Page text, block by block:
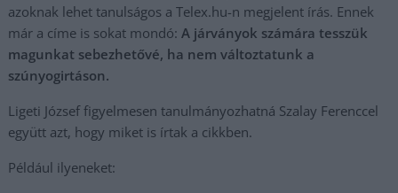
azoknak lehet tanulságos a Telex.hu-n megjelent írás. Ennek
már a címe is sokat mondó:A járványok számára tesszük
magunkat sebezhetővé, ha nem változtatunk a
szúnyogirtáson.
Ligeti József figyelmesen tanulmányozhatná Szalay Ferenccel
együtt azt, hogy miket is írtak a cikkben.
Például ilyeneket: